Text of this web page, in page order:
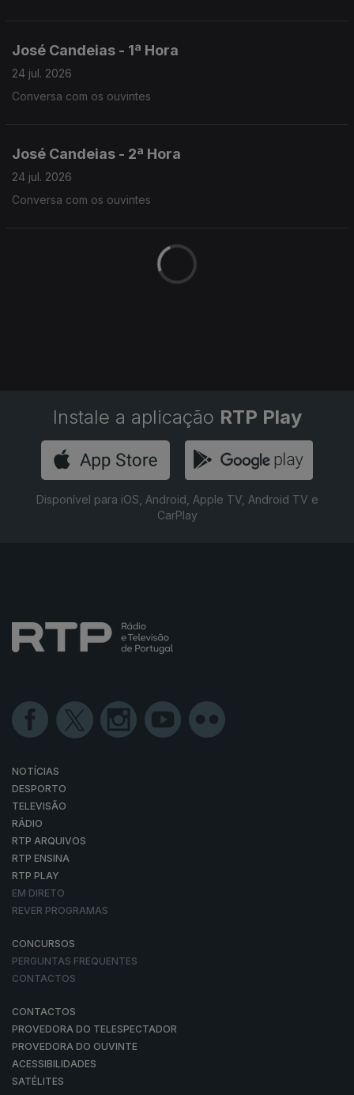
José Candeias - 1ª Hora
24 jul. 2026
Conversa com os ouvintes
José Candeias - 2ª Hora
24 jul. 2026
Conversa com os ouvintes
Instale a aplicação RTP Play
Disponível para iOS, Android, Apple TV, Android TV e
CarPlay
NOTÍCIAS
DESPORTO
TELEVISÃO
RÁDIO
RTP ARQUIVOS
RTP ENSINA
RTP PLAY
EM DIRETO
REVER PROGRAMAS
CONCURSOS
PERGUNTAS FREQUENTES
CONTACTOS
CONTACTOS
PROVEDORA DO TELESPECTADOR
PROVEDORA DO OUVINTE
ACESSIBILIDADES
SATÉLITES